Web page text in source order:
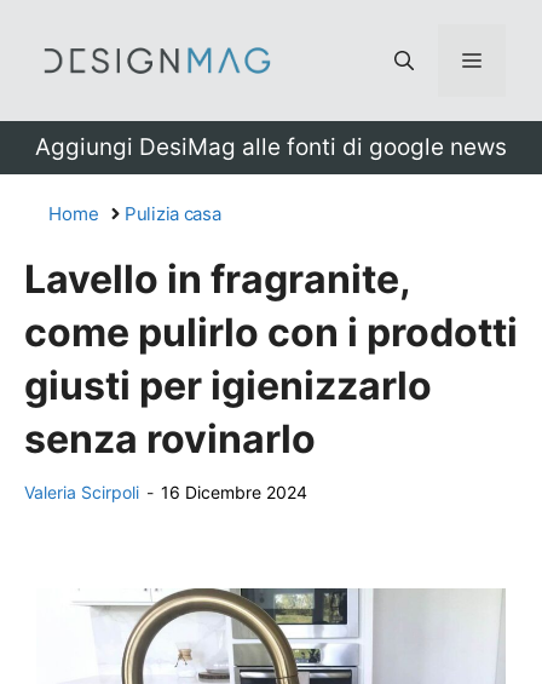
Menu
Aggiungi DesiMag alle fonti di google news
Home Pulizia casa
Lavello in fragranite,
come pulirlo con i prodotti
giusti per igienizzarlo
senza rovinarlo
Valeria Scirpoli - 16 Dicembre 2024